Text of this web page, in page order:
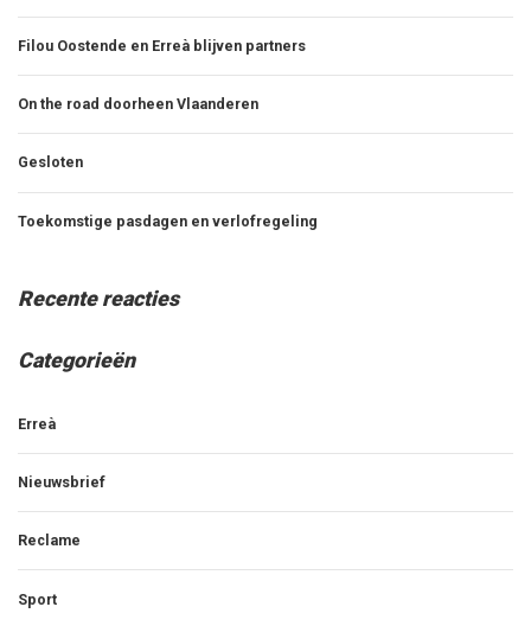
Filou Oostende en Erreà blijven partners
On the road doorheen Vlaanderen
Gesloten
Toekomstige pasdagen en verlofregeling
Recente reacties
Categorieën
Erreà
Nieuwsbrief
Reclame
Sport